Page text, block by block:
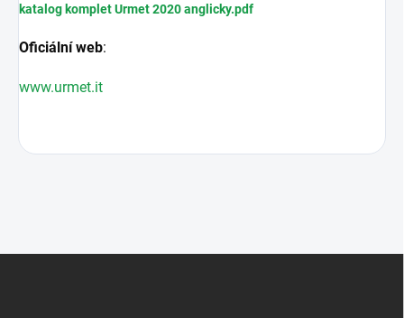
katalog komplet Urmet 2020 anglicky.pdf
Oficiální web:
www.urmet.it